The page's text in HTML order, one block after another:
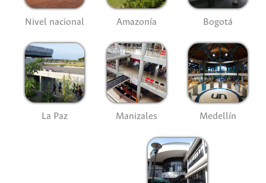
Nivel nacional Amazonía Bogotá
La Paz Manizales Medellín